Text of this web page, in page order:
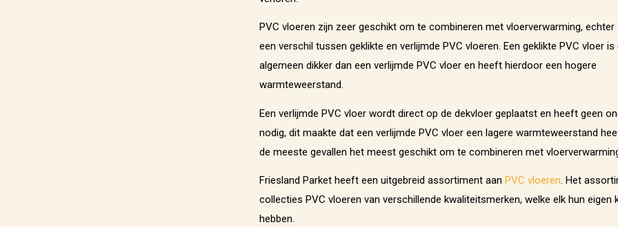
PVC vloeren zijn zeer geschikt om te combineren met vloerverwarming, echter
een verschil tussen geklikte en verlijmde PVC vloeren. Een geklikte PVC vloer
algemeen dikker dan een verlijmde PVC vloer en heeft hierdoor een hogere
warmteweerstand.
Een verlijmde PVC vloer wordt direct op de dekvloer geplaatst en heeft geen
nodig, dit maakte dat een verlijmde PVC vloer een lagere warmteweerstand
de meeste gevallen het meest geschikt om te combineren met
Friesland Parket heeft een uitgebreid assortiment aan PVC vloeren. Het
collecties PVC vloeren van verschillende kwaliteitsmerken, welke elk hun eigen
hebben.